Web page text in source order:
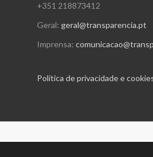
+351 218873412
Geral: geral@transparencia.pt
Imprensa:
Política de privacidade e